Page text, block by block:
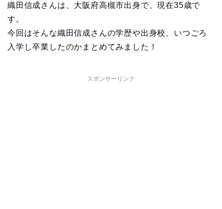
織田信成さんは、大阪府高槻市出身で、現在35歳で
す。
今回はそんな織田信成さんの学歴や出身校、いつごろ
入学し卒業したのかまとめてみました！
スポンサーリンク